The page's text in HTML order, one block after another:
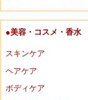
●美容・コスメ・香水
スキンケア
ヘアケア
ボディケア